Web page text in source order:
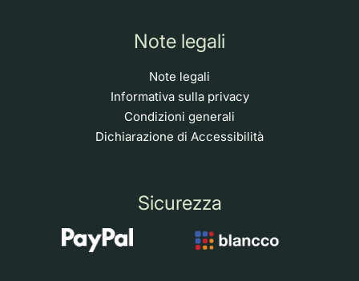
Note legali
Note legali
Informativa sulla privacy
Condizioni generali
Dichiarazione di Accessibilità
Sicurezza